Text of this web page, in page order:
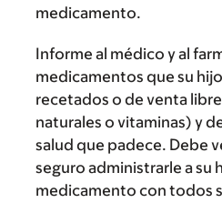
medicamento.
Informe al médico y al
medicamentos que su
recetados o de venta
naturales o vitaminas) y
salud que padece. Debe
seguro administrarle a su
medicamento con todos